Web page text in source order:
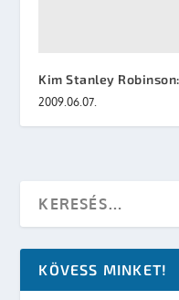
Kim Stanley
2009.06.07.
KÖVESS MINKET!